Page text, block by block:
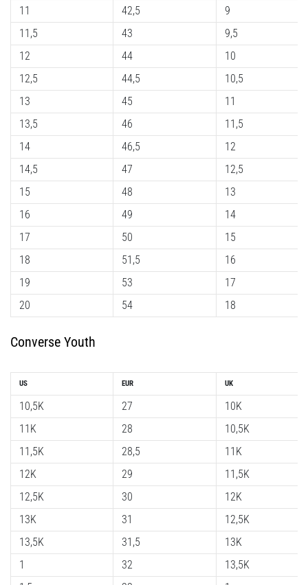
11
11,5
12
12,5
13
13,5
14
14,5
15
16
17
18
19
20
42,5
43
44
44,5
45
46
46,5
47
48
49
50
51,5
53
54
9
9,5
10
10,5
11
11,5
12
12,5
13
14
15
16
17
18
Converse Youth
US
10,5K
11K
11,5K
12K
12,5K
13K
13,5K
1
EUR
27
28
28,5
29
30
31
31,5
32
UK
10K
10,5K
11K
11,5K
12K
12,5K
13K
13,5K